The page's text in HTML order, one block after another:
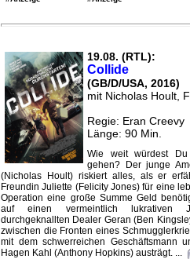
19.08. (RTL):
Collide
(GB/D/USA, 2016)
mit Nicholas Hoult,
Regie: Eran Creevy
Länge: 90 Min.
Wie weit würdest
gehen? Der junge
(Nicholas Hoult) riskiert alles, als er
Freundin Juliette (Felicity Jones) für eine
Operation eine große Summe Geld
auf einen vermeintlich
durchgeknallten Dealer Geran (Ben
zwischen die Fronten eines
mit dem schwerreichen Geschäftsmann
Hagen Kahl (Anthony Hopkins) austrägt. ...